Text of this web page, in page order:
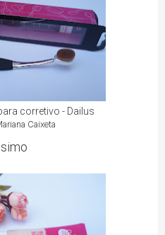
corretivo - Dailus
Caixeta